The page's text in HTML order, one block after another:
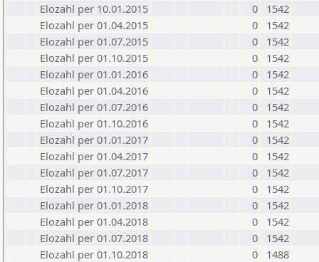
Elozahl per 10.01.2015
0
1542
Elozahl per 01.04.2015
0
1542
Elozahl per 01.07.2015
0
1542
Elozahl per 01.10.2015
0
1542
Elozahl per 01.01.2016
0
1542
Elozahl per 01.04.2016
0
1542
Elozahl per 01.07.2016
0
1542
Elozahl per 01.10.2016
0
1542
Elozahl per 01.01.2017
0
1542
Elozahl per 01.04.2017
0
1542
Elozahl per 01.07.2017
0
1542
Elozahl per 01.10.2017
0
1542
Elozahl per 01.01.2018
0
1542
Elozahl per 01.04.2018
0
1542
Elozahl per 01.07.2018
0
1542
Elozahl per 01.10.2018
0
1488